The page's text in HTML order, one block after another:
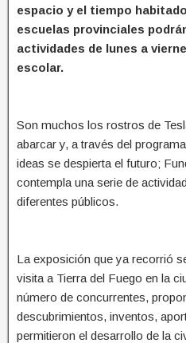
espacio y el tiempo
escuelas provinciales
actividades de lunes a
escolar.
Son muchos los rostros de
abarcar y, a través del
ideas se despierta el futuro;
contempla una serie de
diferentes públicos.
La exposición que ya recorrió
visita a Tierra del Fuego en la
número de concurrentes,
descubrimientos, inventos,
permitieron el desarrollo de la